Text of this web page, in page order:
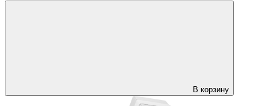
В корзину